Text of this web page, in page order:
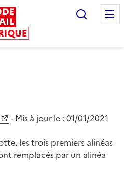
- Mis à jour le : 01/01/2021
les trois premiers alinéas
remplacés par un alinéa